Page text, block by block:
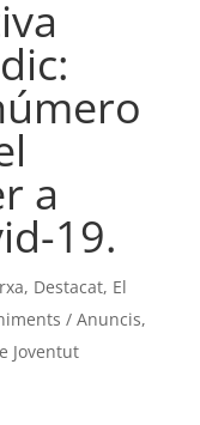
a
19.
, Destacat, El
/ Anuncis,
Joventut